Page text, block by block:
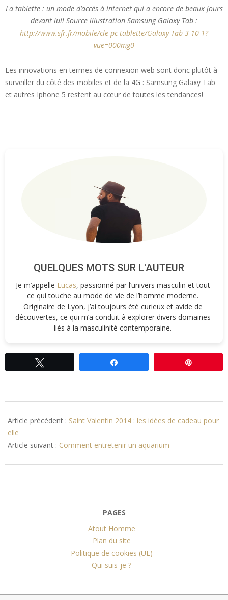
La tablette : un mode d’accès à internet qui a encore de beaux jours
devant lui! Source illustration Samsung Galaxy Tab :
http://www.sfr.fr/mobile/cle-pc-tablette/Galaxy-Tab-3-10-1?
vue=000mg0
Les innovations en termes de connexion web sont donc plutôt à
surveiller du côté des mobiles et de la 4G : Samsung Galaxy Tab
et autres Iphone 5 restent au cœur de toutes les tendances!
QUELQUES MOTS SUR L'AUTEUR
Je m’appelle Lucas, passionné par l’univers masculin et tout
ce qui touche au mode de vie de l’homme moderne.
Originaire de Lyon, j’ai toujours été curieux et avide de
découvertes, ce qui m’a conduit à explorer divers domaines
liés à la masculinité contemporaine.
02-
11
Article précédent : Saint Valentin 2014 : les idées de cadeau pour
elle
Article suivant : Comment entretenir un aquarium
PAGES
Atout Homme
Plan du site
Politique de cookies (UE)
Qui suis-je ?